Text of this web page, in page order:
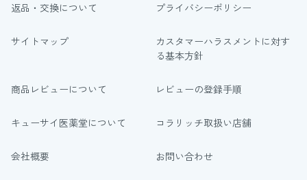
返品・交換について プライバシーポリシー
サイトマップ
カスタマーハラスメントに対す
る基本方針
商品レビューについて レビューの登録手順
キューサイ医薬堂について コラリッチ取扱い店舗
会社概要 お問い合わせ